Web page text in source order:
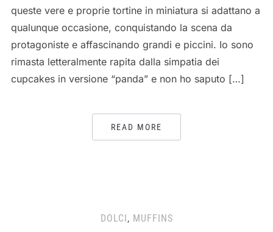
queste vere e proprie tortine in miniatura si adattano a
qualunque occasione, conquistando la scena da
protagoniste e affascinando grandi e piccini. Io sono
rimasta letteralmente rapita dalla simpatia dei
cupcakes in versione “panda” e non ho saputo […]
READ MORE
DOLCI, MUFFINS